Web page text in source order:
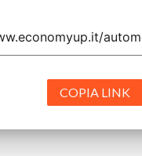
COPIA LINK